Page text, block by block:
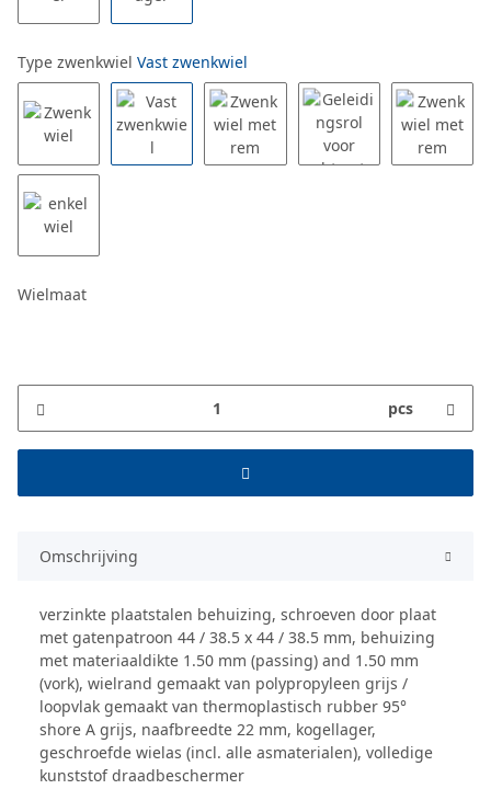
Type zwenkwiel Vast zwenkwiel
Wielmaat
pcs
Omschrijving
verzinkte plaatstalen behuizing, schroeven door plaat
met gatenpatroon 44 / 38.5 x 44 / 38.5 mm, behuizing
met materiaaldikte 1.50 mm (passing) and 1.50 mm
(vork), wielrand gemaakt van polypropyleen grijs /
loopvlak gemaakt van thermoplastisch rubber 95°
shore A grijs, naafbreedte 22 mm, kogellager,
geschroefde wielas (incl. alle asmaterialen), volledige
kunststof draadbeschermer